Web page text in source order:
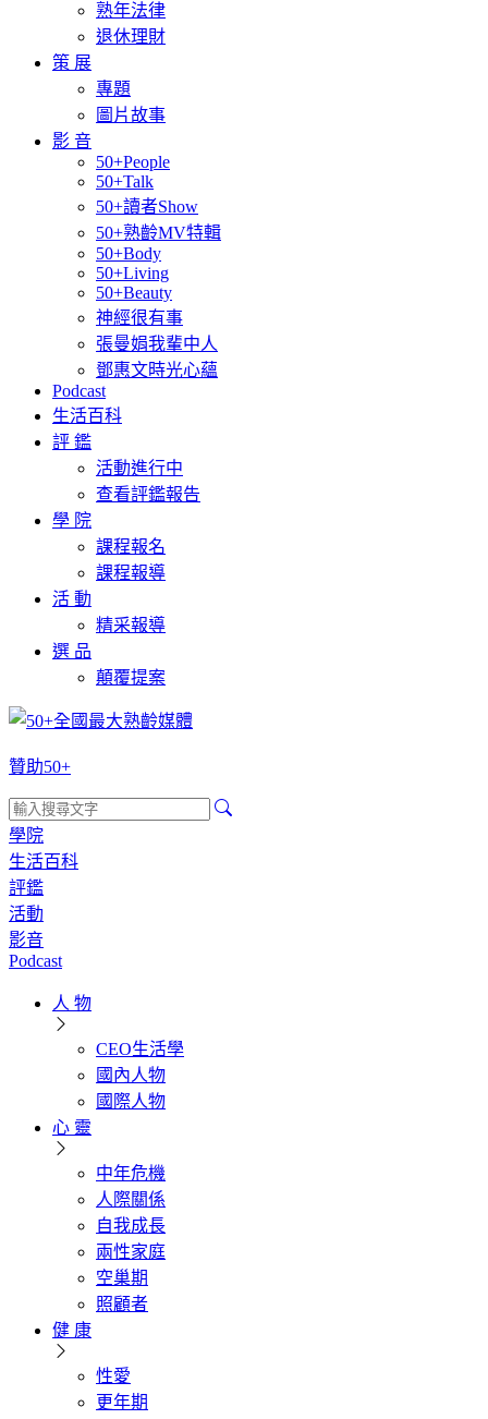
熟年法律
退休理財
策 展
專題
圖片故事
影 音
50+People
50+Talk
50+讀者Show
50+熟齡MV特輯
50+Body
50+Living
50+Beauty
神經很有事
張曼娟我輩中人
鄧惠文時光心蘊
Podcast
生活百科
評 鑑
活動進行中
查看評鑑報告
學 院
課程報名
課程報導
活 動
精采報導
選 品
顛覆提案
贊助50+
學院
生活百科
評鑑
活動
影音
Podcast
人 物
CEO生活學
國內人物
國際人物
心 靈
中年危機
人際關係
自我成長
兩性家庭
空巢期
照顧者
健 康
性愛
更年期